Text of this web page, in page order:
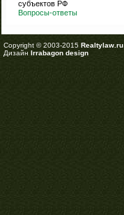
субъектов РФ
Вопросы-ответы
Copyright © 2003-2015 Realtylaw.ru
Дизайн Irrabagon design